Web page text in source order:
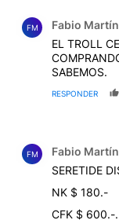
FM Fabio Martín
EL TROLL
SABEMOS.
RESPONDER
FM Fabio Martín
SERETIDE
NK $ 180.-
CFK $ 600.-.